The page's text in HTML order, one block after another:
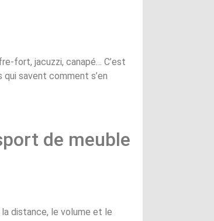
fort, jacuzzi, canapé… C’est
savent comment s’en
de meuble
distance, le volume et le